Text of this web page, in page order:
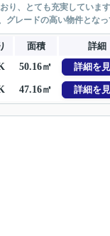
り、とても充実していま
グレードの高い物件となっ
面積 詳細
50.16㎡ 詳細を
47.16㎡ 詳細を